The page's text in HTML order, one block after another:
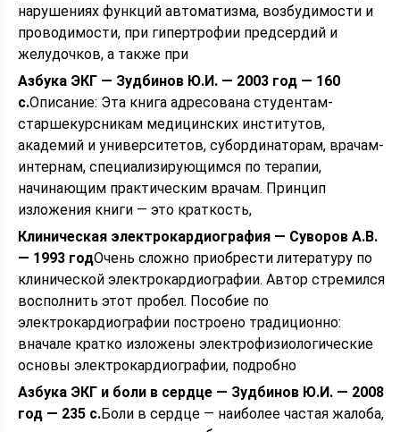
нарушениях функций автоматизма, возбудимости и
проводимости, при гипертрофии предсердий и
желудочков, а также при
Азбука ЭКГ — Зудбинов Ю.И. — 2003 год — 160
с.Описание: Эта книга адресована студентам-
старшекурсникам медицинских институтов,
академий и университетов, субординаторам, врачам-
интернам, специализирующимся по терапии,
начинающим практическим врачам. Принцип
изложения книги — это краткость,
Клиническая электрокардиография — Суворов А.В.
— 1993 годОчень сложно приобрести литературу по
клинической электрокардиографии. Автор стремился
восполнить этот пробел. Пособие по
электрокардиографии построено традиционно:
вначале кратко изложены электрофизиологические
основы электрокардиографии, подробно
Азбука ЭКГ и боли в сердце — Зудбинов Ю.И. — 2008
год — 235 с.Боли в сердце — наиболее частая жалоба,